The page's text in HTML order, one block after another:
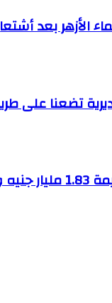
بعد
الـ 100 مليار
يوم